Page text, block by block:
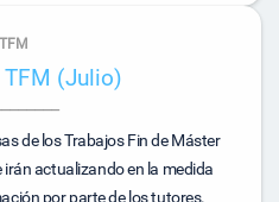
TFM
TFM (Julio)
de los Trabajos Fin de Máster
actualizando en la medida